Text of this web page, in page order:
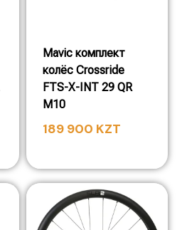
Mavic комплект
колёс Crossride
FTS-X-INT 29 QR
M10
189 900 KZT